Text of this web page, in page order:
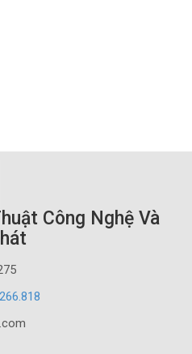
Công Nghệ Và